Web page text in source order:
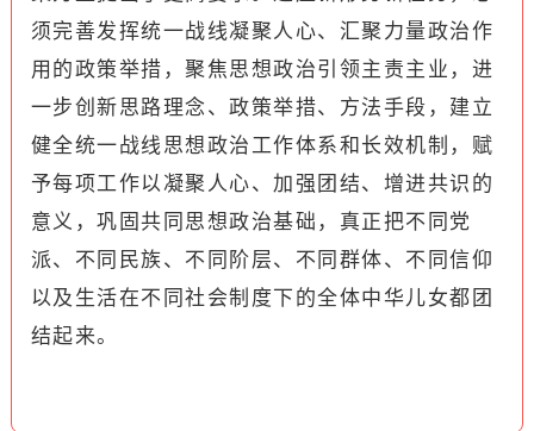
须完善发挥统一战线凝聚人心、汇聚力量政治作
用的政策举措，聚焦思想政治引领主责主业，进
一步创新思路理念、政策举措、方法手段，建立
健全统一战线思想政治工作体系和长效机制，赋
予每项工作以凝聚人心、加强团结、增进共识的
意义，巩固共同思想政治基础，真正把不同党
派、不同民族、不同阶层、不同群体、不同信仰
以及生活在不同社会制度下的全体中华儿女都团
结起来。